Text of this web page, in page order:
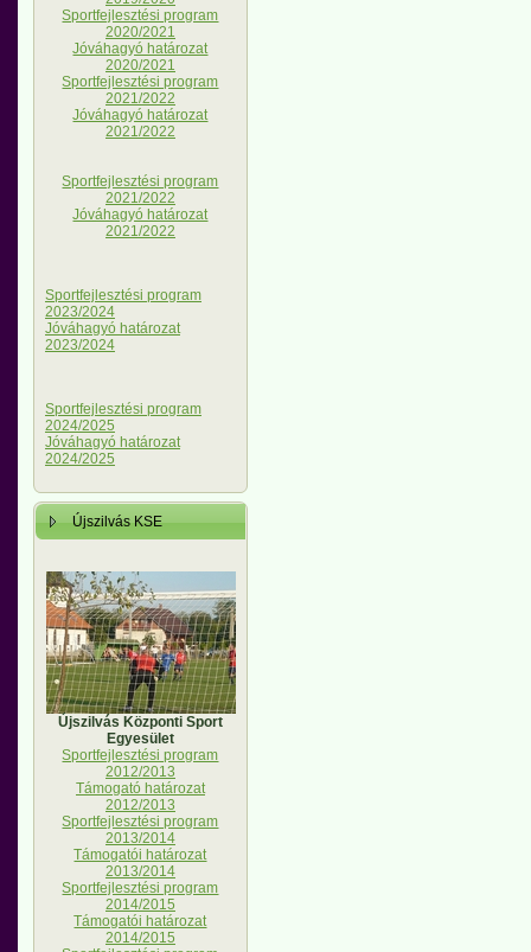
Sportfejlesztési program
2020/2021
Jóváhagyó határozat
2020/2021
Sportfejlesztési program
2021/2022
Jóváhagyó határozat
2021/2022
Sportfejlesztési program
2021/2022
Jóváhagyó határozat
2021/2022
Sportfejlesztési program
2023/2024
Jóváhagyó határozat
2023/2024
Sportfejlesztési program
2024/2025
Jóváhagyó határozat
2024/2025
Újszilvás KSE
Újszilvás Központi Sport
Egyesület
Sportfejlesztési program
2012/2013
Támogató határozat
2012/2013
Sportfejlesztési program
2013/2014
Támogatói határozat
2013/2014
Sportfejlesztési program
2014/2015
Támogatói határozat
2014/2015